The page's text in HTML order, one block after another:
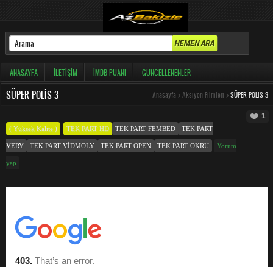
ANASAYFA İLETIŞIM İMDB PUANI GÜNCELLENENLER
SÜPER POLIS 3 Anasayfa > Aksiyon Filmleri > SÜPER POLIS 3
1
( Yüksek Kalite ) TEK PART HD TEK PART FEMBED TEK PART
VERY TEK PART VIDMOLY TEK PART OPEN TEK PART OKRU Yorum
yap